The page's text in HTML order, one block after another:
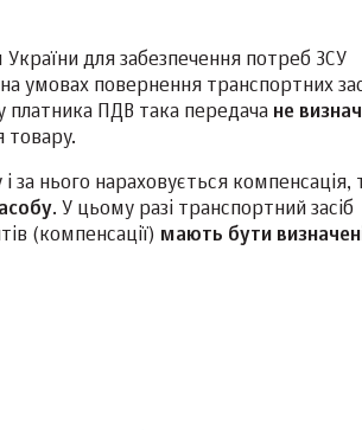
України для забезпечення потреб ЗСУ
умовах повернення транспортних
платника ПДВ така передача не
товару.
за нього нараховується компенсація,
. У цьому разі транспортний засіб
(компенсації) мають бути